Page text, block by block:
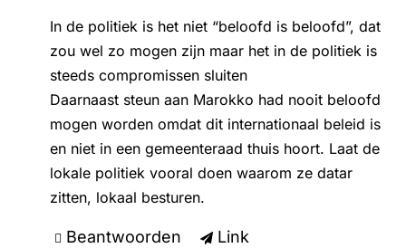
In de politiek is het niet “beloofd is beloofd”, dat
zou wel zo mogen zijn maar het in de politiek is
steeds compromissen sluiten
Daarnaast steun aan Marokko had nooit beloofd
mogen worden omdat dit internationaal beleid is
en niet in een gemeenteraad thuis hoort. Laat de
lokale politiek vooral doen waarom ze datar
zitten, lokaal besturen.
Beantwoorden Link